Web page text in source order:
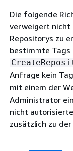
Die folgende
verweigert nicht
Repositorys zu
bestimmte Tags
Anfrage kein
mit einem der
Administrator
nicht
zusätzlich zu